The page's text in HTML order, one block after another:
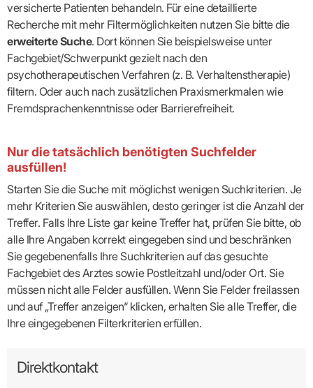
versicherte Patienten behandeln. Für eine detaillierte
Recherche mit mehr Filtermöglichkeiten nutzen Sie bitte die
erweiterte Suche. Dort können Sie beispielsweise unter
Fachgebiet/Schwerpunkt gezielt nach den
psychotherapeutischen Verfahren (z. B. Verhaltenstherapie)
filtern. Oder auch nach zusätzlichen Praxismerkmalen wie
Fremdsprachenkenntnisse oder Barrierefreiheit.
Nur die tatsächlich benötigten Suchfelder
ausfüllen!
Starten Sie die Suche mit möglichst wenigen Suchkriterien. Je
mehr Kriterien Sie auswählen, desto geringer ist die Anzahl der
Treffer. Falls Ihre Liste gar keine Treffer hat, prüfen Sie bitte, ob
alle Ihre Angaben korrekt eingegeben sind und beschränken
Sie gegebenenfalls Ihre Suchkriterien auf das gesuchte
Fachgebiet des Arztes sowie Postleitzahl und/oder Ort. Sie
müssen nicht alle Felder ausfüllen. Wenn Sie Felder freilassen
und auf „Treffer anzeigen“ klicken, erhalten Sie alle Treffer, die
Ihre eingegebenen Filterkriterien erfüllen.
Direktkontakt